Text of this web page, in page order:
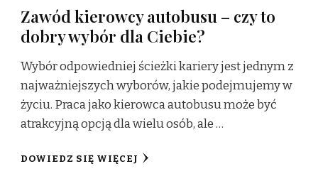
Zawód kierowcy autobusu – czy to
dobry wybór dla Ciebie?
Wybór odpowiedniej ścieżki kariery jest jednym z
najważniejszych wyborów, jakie podejmujemy w
życiu. Praca jako kierowca autobusu może być
atrakcyjną opcją dla wielu osób, ale …
DOWIEDZ SIĘ WIĘCEJ